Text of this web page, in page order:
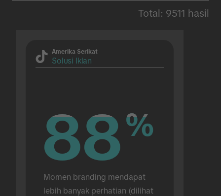
Total: 9511 hasil
Amerika Serikat
Solusi Iklan
88%
88%
Momen branding mendapat
lebih banyak perhatian (dilihat